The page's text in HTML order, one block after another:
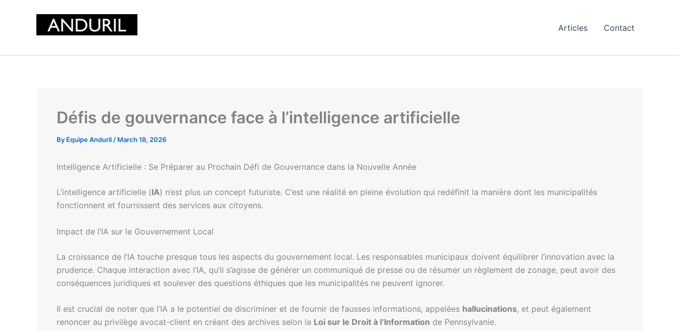
Articles Contact
Défis de gouvernance face à l’intelligence artificielle
By Equipe Anduril / March 18, 2026
Intelligence Artificielle : Se Préparer au Prochain Défi de Gouvernance dans la Nouvelle Année
L’intelligence artificielle (IA) n’est plus un concept futuriste. C’est une réalité en pleine évolution qui redéfinit la manière dont les municipalités
fonctionnent et fournissent des services aux citoyens.
Impact de l’IA sur le Gouvernement Local
La croissance de l’IA touche presque tous les aspects du gouvernement local. Les responsables municipaux doivent équilibrer l’innovation avec la
prudence. Chaque interaction avec l’IA, qu’il s’agisse de générer un communiqué de presse ou de résumer un règlement de zonage, peut avoir des
conséquences juridiques et soulever des questions éthiques que les municipalités ne peuvent ignorer.
Il est crucial de noter que l’IA a le potentiel de discriminer et de fournir de fausses informations, appelées hallucinations, et peut également
renoncer au privilège avocat-client en créant des archives selon la Loi sur le Droit à l’Information de Pennsylvanie.